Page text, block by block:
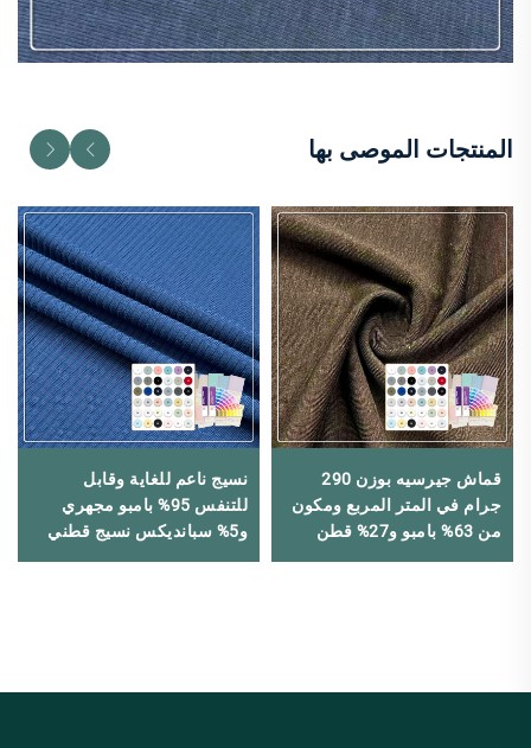
المنتجات الموصى بها
قماش جيرسيه بوزن 290
جرام في المتر المربع ومكون
من 63% بامبو و27% قطن
عضوي و10% إلستين لامتصاص
نسيج ناعم للغاية وقابل
للتنفس 95% بامبو مجهري
و5% سبانديكس نسيج قطني
واحد × واحد لملابس النوم